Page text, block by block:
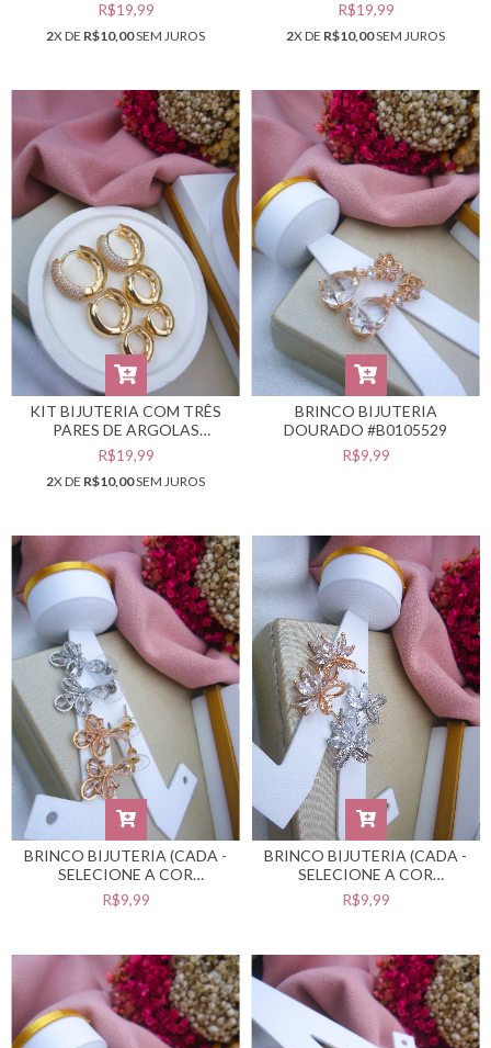
R$19,99
2X DE R$10,00SEM JUROS
R$19,99
2X DE R$10,00SEM JUROS
KIT BIJUTERIA COM TRÊS
PARES DE ARGOLAS
DOURADAS #B0105532
R$19,99
2X DE R$10,00SEM JUROS
BRINCO BIJUTERIA
DOURADO #B0105529
R$9,99
BRINCO BIJUTERIA (CADA -
SELECIONE A COR
DESEJADA) #B0105528
R$9,99
BRINCO BIJUTERIA (CADA -
SELECIONE A COR
DESEJADA) #B0105527
R$9,99